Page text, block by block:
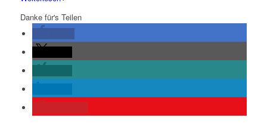
Danke für's Teilen